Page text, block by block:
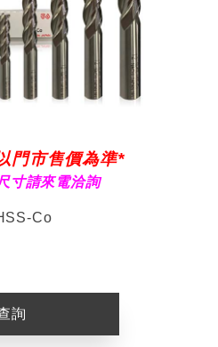
門市售價為準*
寸請來電洽詢
Co
詢